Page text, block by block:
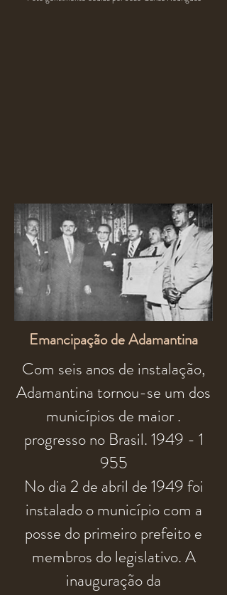
Emancipação de Adamantina
Com seis anos de instalação,
Adamantina tornou-se um dos
municípios de maior .
progresso no Brasil.1949 - 1
955
No dia 2 de abril de 1949 foi
instalado omunicípiocom a
posse do primeiroprefeitoe
membros do legislativo. A
inauguração da